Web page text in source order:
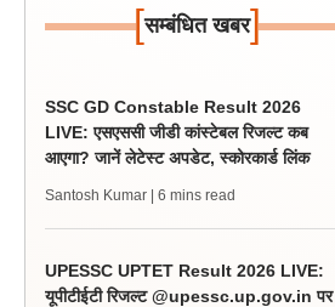
[सम्बंधित खबर]
SSC GD Constable Result 2026
LIVE: एसएससी जीडी कांस्टेबल रिजल्ट कब
आएगा? जानें लेटेस्ट अपडेट, स्कोरकार्ड लिंक
Santosh Kumar | 6 mins read
UPESSC UPTET Result 2026 LIVE:
यूपीटीईटी रिजल्ट @upessc.up.gov.in पर